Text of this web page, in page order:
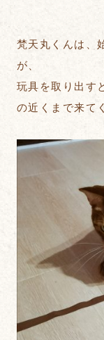
梵天丸くんは、
が、
玩具を取り出す
の近くまで来て